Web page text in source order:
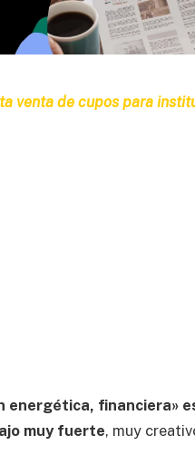
venta de cupos para
energética, financiera»
muy fuerte, muy